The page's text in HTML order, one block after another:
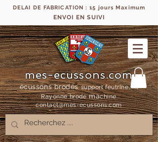
DELAI DE FABRICATION : 15 jours Maximum
ENVOI EN SUIVI
mes-ecussons.com
écussons brodés support feutrine, fil
Rayonne brodémachine
contact@mes-ecussons.com